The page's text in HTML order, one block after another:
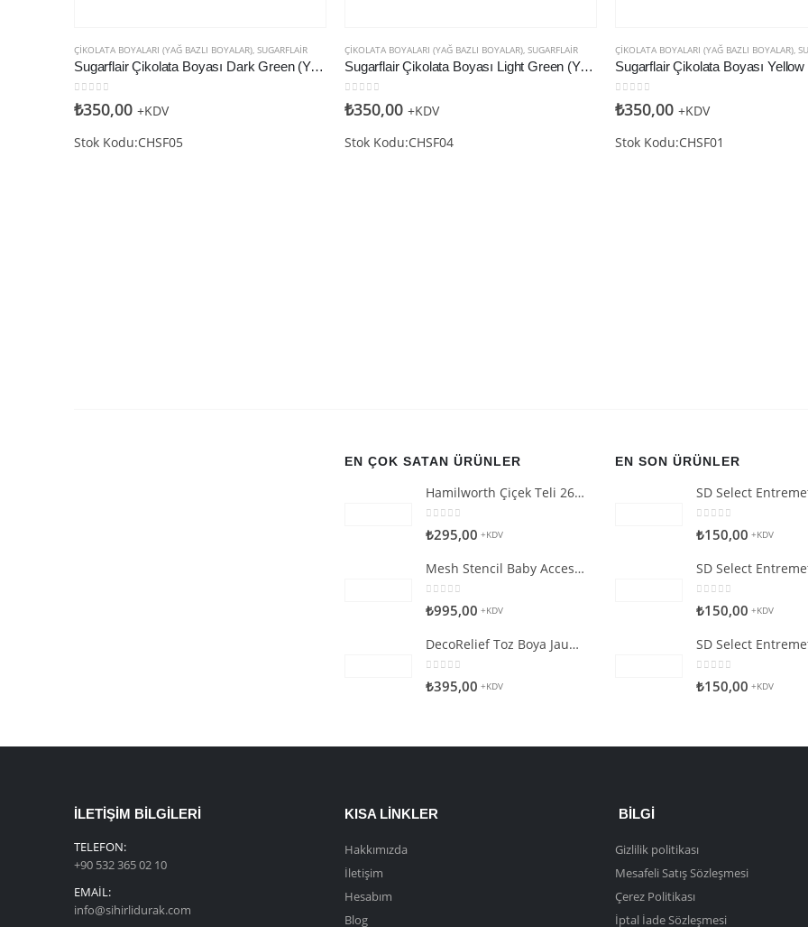
ÇIKOLATA BOYALARI (YAĞ BAZLI BOYALAR), SUGARFLAIR
Sugarflair Çikolata Boyası Dark Green (Yağ Bazlı)
05 üzerinden
₺350,00 +KDV
Stok Kodu:CHSF05
ÇIKOLATA BOYALARI (YAĞ BAZLI BOYALAR), SUGARFLAIR
Sugarflair Çikolata Boyası Light Green (Yağ Bazlı)
05 üzerinden
₺350,00 +KDV
Stok Kodu:CHSF04
ÇIKOLATA BOYALARI (YAĞ BAZLI BOYALAR),
05 üzerinden
₺350,00 +KDV
Stok Kodu:CHSF01
EN ÇOK SATAN ÜRÜNLER
Hamilworth Çiçek Teli 26g Beyaz
0 5 üzerinden
₺295,00 +KDV
Mesh Stencil Baby Accessories
0 5 üzerinden
₺995,00 +KDV
DecoRelief Toz Boya Jauna Citron
0 5 üzerinden
₺395,00 +KDV
EN SON ÜRÜNLER
0 5 üzerinden
₺150,00 +KDV
0 5 üzerinden
₺150,00 +KDV
0 5 üzerinden
₺150,00 +KDV
İLETIŞIM BILGILERI
TELEFON:
+90 532 365 02 10
EMAIL:
info@sihirlidurak.com
KISA LINKLER
Hakkımızda
İletişim
Hesabım
Blog
BILGI
Gizlilik politikası
Mesafeli Satış Sözleşmesi
Çerez Politikası
İptal İade Sözleşmesi